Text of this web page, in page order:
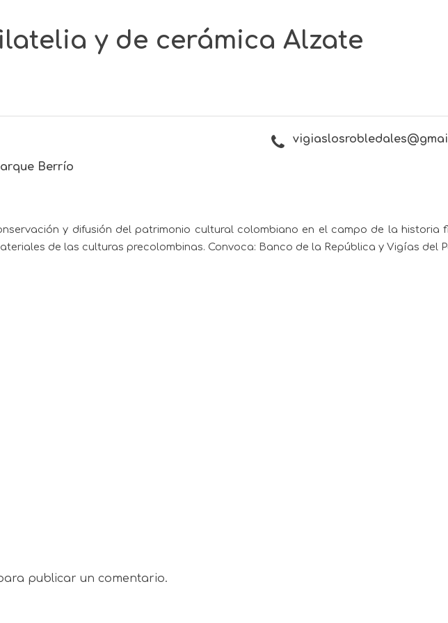
y de cerámica Alzate
Berrío
y difusión del patrimonio cultural colombiano en el campo de la historia
de las culturas precolombinas. Convoca: Banco de la República y Vigías del
publicar un comentario.